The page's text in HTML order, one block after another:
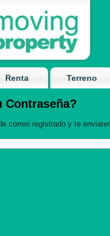
Renta Terreno
Contraseña?
correo registrado y te